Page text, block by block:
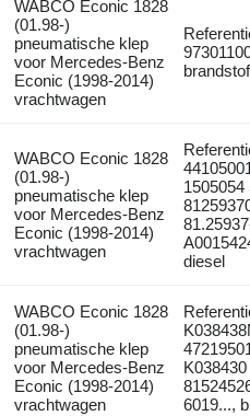
WABCO Econic 1828
(01.98-)
pneumatische klep
voor Mercedes-Benz
Econic (1998-2014)
vrachtwagen
WABCO Econic 1828
(01.98-)
pneumatische klep
voor Mercedes-Benz
Econic (1998-2014)
vrachtwagen
1505054
diesel
WABCO Econic 1828
(01.98-)
pneumatische klep
voor Mercedes-Benz
Econic (1998-2014)
vrachtwagen
6019...,